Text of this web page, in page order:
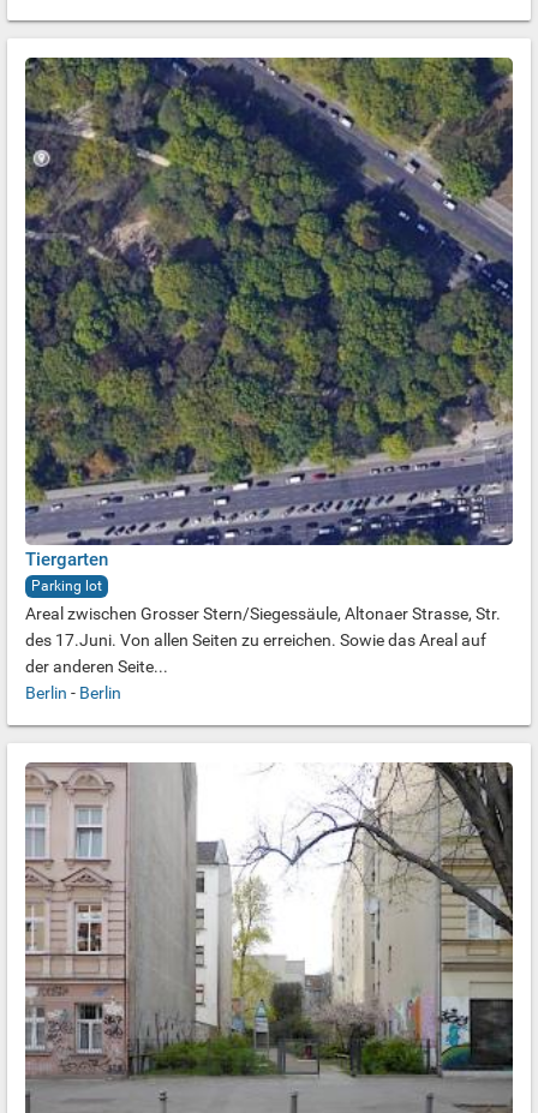
Tiergarten
Parking lot
Areal zwischen Grosser Stern/Siegessäule, Altonaer Strasse, Str.
des 17.Juni. Von allen Seiten zu erreichen. Sowie das Areal auf
der anderen Seite...
Berlin - Berlin